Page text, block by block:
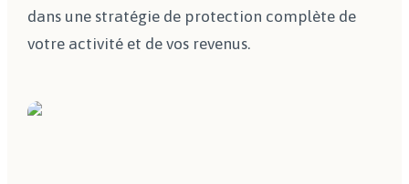
dans une stratégie de protection complète de
votre activité et de vos revenus.